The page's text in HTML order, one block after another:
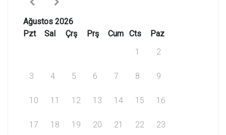
Ağustos 2026
Pzt
Sal Çrş Prş Cum Cts
Paz
1
2
3 4 5 6 7 8 9
10 11 12 13 14 15 16
17 18 19 20 21 22 23